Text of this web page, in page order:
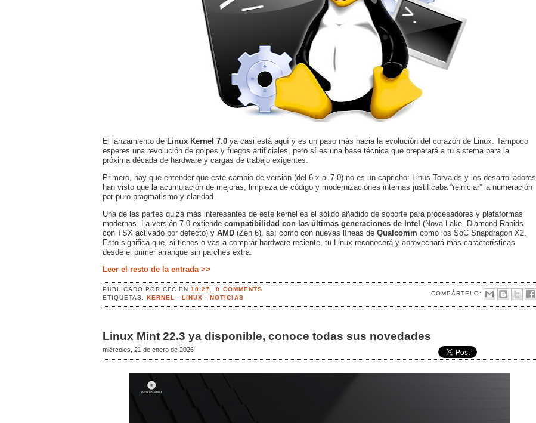
El lanzamiento de Linux Kernel 7.0 ya casi está aquí y es un paso más hacia la evolución del corazón de Linux. Tampoco
esperes una revolución de golpes y fuegos artificiales, pero sí es una base técnica que preparará a tu sistema para la
próxima década de hardware y cargas de trabajo exigentes.
Primero, hay que entender que este cambio de versión (del 6.x al 7.0) no es un capricho: Linus Torvalds y los desarrolladores
han visto que la acumulación de mejoras, limpieza de código y modernizaciones internas justificaba “reiniciar” la numeración
por puro pragmatismo y claridad.
Una de las partes quizá más interesantes de este kernel es el sólido añadido de soporte para procesadores y plataformas
modernas. La versión 7.0 extiende compatibilidad con las últimas generaciones de Intel (Nova Lake, Diamond Rapids
con TSX activado por defecto) y AMD (Zen 6), así como con nuevas líneas de Qualcomm como los SoC Snapdragon X2.
Esto significa que, si tienes o vas a comprar hardware reciente, tu Linux reconocerá y aprovechará más características
desde el primer arranque sin parches extra.
Leer el resto de la entrada >>
PUBLICADO PORCFCEN10:27 0 COMMENTS
COMPÁRTELO:
ETIQUETAS:KERNEL ,LINUX ,NOTICIAS
Linux Mint 22.3 ya disponible, conoce todas sus novedades
miércoles, 21 de enero de 2026